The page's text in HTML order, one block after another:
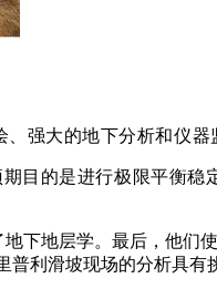
、强大的地下分析和仪
目的是进行极限平衡稳
下地层学。最后，他们
普利滑坡现场的分析具有